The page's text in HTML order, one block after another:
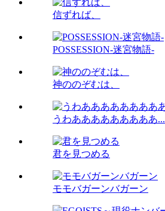
信ずれば、
POSSESSION-迷宮物語-
神ののぞむは、
うわあああああああああ...
君を見つめる
モモバガーンバガーン